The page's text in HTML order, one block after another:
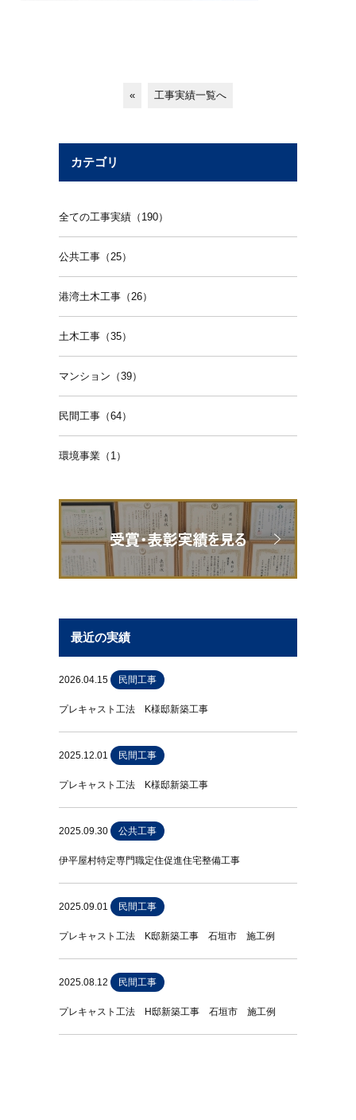
« 工事実績一覧へ
カテゴリ
全ての工事実績（190）
公共工事（25）
港湾土木工事（26）
土木工事（35）
マンション（39）
民間工事（64）
環境事業（1）
最近の実績
2026.04.15 民間工事
プレキャスト工法 K様邸新築工事
2025.12.01 民間工事
プレキャスト工法 K様邸新築工事
2025.09.30 公共工事
伊平屋村特定専門職定住促進住宅整備工事
2025.09.01 民間工事
プレキャスト工法 K邸新築工事 石垣市 施工例
2025.08.12 民間工事
プレキャスト工法 H邸新築工事 石垣市 施工例